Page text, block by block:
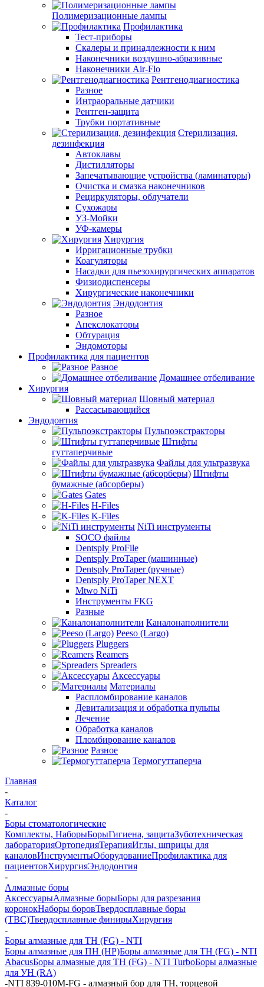
Полимеризационные лампы
Профилактика
Тест-приборы
Скалеры и принадлежности к ним
Наконечники воздушно-абразивные
Наконечники Air-Flo
Рентгенодиагностика
Разное
Интраоральные датчики
Рентген-защита
Трубки портативные
Стерилизация,
дезинфекция
Автоклавы
Дистилляторы
Запечатывающие устройства (ламинаторы)
Очистка и смазка наконечников
Рециркуляторы, облучатели
Сухожары
УЗ-Мойки
УФ-камеры
Хирургия
Ирригационные трубки
Коагуляторы
Насадки для пьезохирургических аппаратов
Физиодиспенсеры
Хирургические наконечники
Эндодонтия
Разное
Апекслокаторы
Обтурация
Эндомоторы
Профилактика для пациентов
Разное
Домашнее отбеливание
Хирургия
Шовный материал
Рассасывающийся
Эндодонтия
Пульпоэкстракторы
Штифты
гуттаперчивые
Файлы для ультразвука
Штифты
бумажные (абсорберы)
Gates
H-Files
K-Files
NiTi инструменты
SOCO файлы
Dentsply ProFile
Dentsply ProTaper (машинные)
Dentsply ProTaper (ручные)
Dentsply ProTaper NEXT
Mtwo NiTi
Инструменты FKG
Разные
Каналонаполнители
Peeso (Largo)
Pluggers
Reamers
Spreaders
Аксессуары
Материалы
Распломбирование каналов
Девитализация и обработка пульпы
Лечение
Обработка каналов
Пломбирование каналов
Разное
Термогуттаперча
Главная
-
Каталог
-
Боры стоматологические
Комплекты, НаборыБорыГигиена, защитаЗуботехническая
лабораторияОртопедияТерапияИглы, шприцы для
каналовИнструментыОборудованиеПрофилактика для
пациентовХирургияЭндодонтия
-
Алмазные боры
АксессуарыАлмазные борыБоры для разрезания
коронокНаборы боровТвердосплавные боры
(ТВС)Твердосплавные финирыХирургия
-
Боры алмазные для ТН (FG) - NTI
Боры алмазные для ПН (HP)Боры алмазные для ТН (FG) - NTI
AbacusБоры алмазные для ТН (FG) - NTI TurboБоры алмазные
для УН (RA)
-NTI 839-010М-FG - алмазный бор для ТН, торцевой